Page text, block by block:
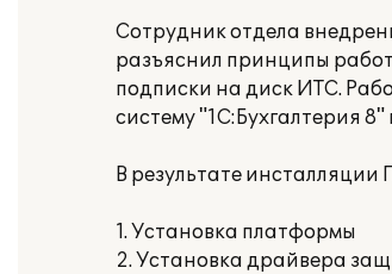
Сотрудник отдела
разъяснил принципы
подписки на диск ИТС.
систему "1С:Бухгалтерия
В результате
1. Установка платформы
2. Установка драйвера